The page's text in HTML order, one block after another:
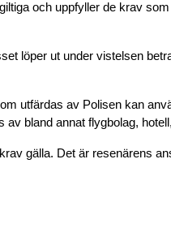
och uppfyller de krav
löper ut under vistelsen
utfärdas av Polisen kan
bland annat flygbolag,
gälla. Det är resenärens